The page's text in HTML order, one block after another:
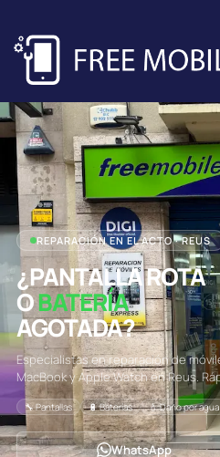
REPARACIÓN EN EL ACTO · REUS
¿PANTALLA ROTA
OBATERÍA
AGOTADA?
Especialistas en reparación de
MacBook y Apple Watch en Reus.
🔧 Pantallas 🔋 Baterías 💧 Daño por agua
WhatsApp